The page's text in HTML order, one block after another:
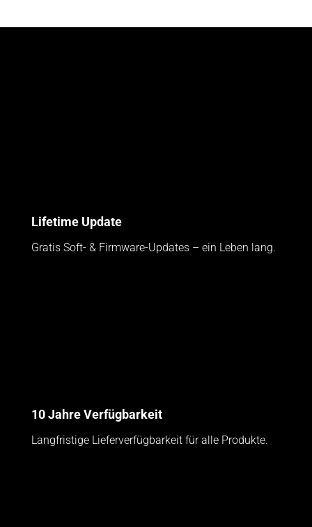
Lifetime Update
Gratis Soft- & Firmware-Updates – ein Leben lang.
10 Jahre Verfügbarkeit
Langfristige Lieferverfügbarkeit für alle Produkte.